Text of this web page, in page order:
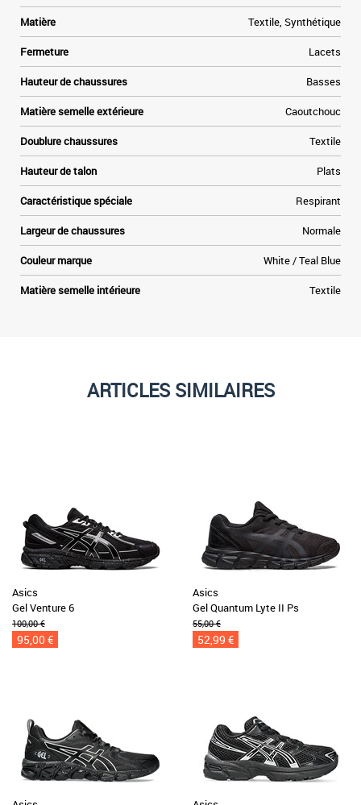
Matière Textile, Synthétique
Fermeture Lacets
Hauteur de chaussures Basses
Matière semelle extérieure Caoutchouc
Doublure chaussures Textile
Hauteur de talon Plats
Caractéristique spéciale Respirant
Largeur de chaussures Normale
Couleur marque White / Teal Blue
Matière semelle intérieure Textile
ARTICLES SIMILAIRES
Asics
Gel Venture 6
100,00 €
95,00 €
Asics
Gel Quantum Lyte II Ps
55,00 €
52,99 €